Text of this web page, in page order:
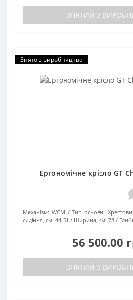
ЗНЯТИЙ З
Знято з виробництва
Ергономічне крісло GT
Механізм: WCM Тип основи:
сидіння, см: 44-51 Ширина, см: 78
56 500.00
ЗНЯТИЙ З